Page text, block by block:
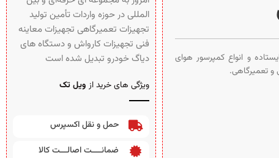
باد پیستونی ایستاده و انواع کمپرسور هوای
و تعمیرگاهی.
المللی در حوزه واردات تأمین تولید
تجهیزات تعمیرگاهی تجهیزات معاینه
فنی تجهیزات کارواش و دستگاه های
دیاگ خودرو تبدیل شده است
ویژگی های خرید از ویل تک
حمل و نقل اکسپرس
ضمانــــت اصالـــت کالا